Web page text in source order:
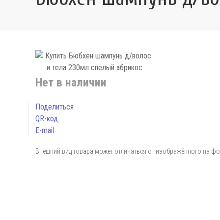
Нет в наличии
Поделиться
QR-код
E-mail
Внешний вид товара может отличаться от изображённого на